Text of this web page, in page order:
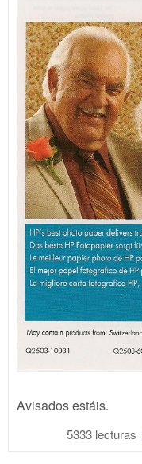
Avisados estáis.
5333 lecturas